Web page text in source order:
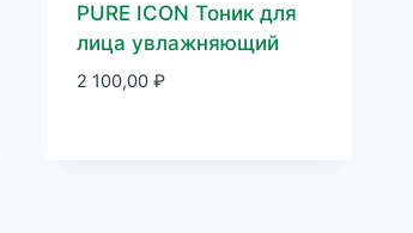
PURE ICON Тоник для
лица увлажняющий
2 100,00 ₽